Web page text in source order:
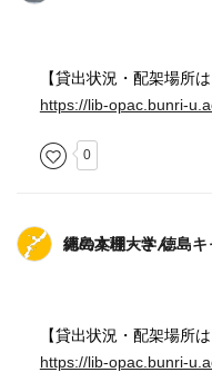
【貸出状況・配架場所
https://lib-opac.bunri-
0
徳島文理大学 徳島キャンパス附属図書館 ～沖縄の本棚～さん
【貸出状況・配架場所
https://lib-opac.bunri-